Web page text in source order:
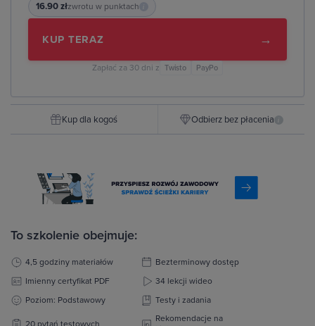
16.90 złzwrotu w punktach
KUP TERAZ →
Zapłać za 30 dni z Twisto PayPo
Kup dla kogoś Odbierz bez płacenia i
To szkolenie obejmuje:
4,5 godziny materiałów
Bezterminowy dostęp
Imienny certyfikat PDF
34 lekcji wideo
Poziom: Podstawowy
Testy i zadania
20 pytań testowych
Rekomendacje na